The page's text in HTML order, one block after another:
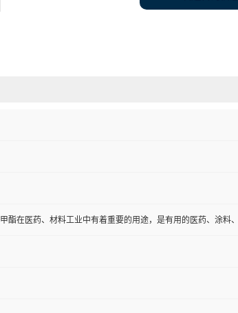
酯在医药、材料工业中有着重要的用途，是有用的医药、涂料